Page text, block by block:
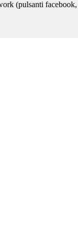
(pulsanti